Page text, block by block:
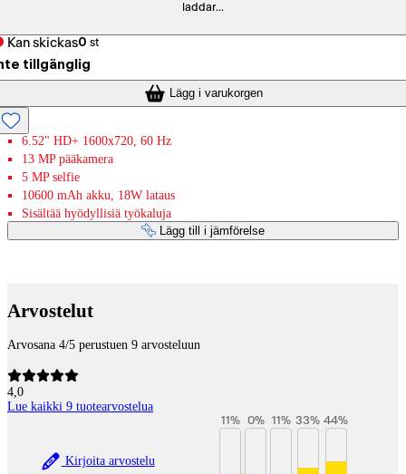
laddar...
Kan skickas0 st
tillgänglig
Lägg i varukorgen
6.52" HD+ 1600x720, 60 Hz
13 MP pääkamera
5 MP selfie
10600 mAh akku, 18W lataus
Sisältää hyödyllisiä työkaluja
Lägg till i jämförelse
Arvostelut
Arvosana 4/5 perustuen 9 arvosteluun
4,0
Lue kaikki 9 tuotearvostelua
Kirjoita arvostelu
11% 0% 11% 33% 44%